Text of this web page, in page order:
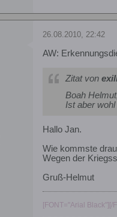
26.08.2010, 22:42
AW:
Zitat von
Boah
Ist aber
Hallo Jan.
Wie kommste
Wegen der
Gruß-Helmut
[FONT="Arial Black"][/